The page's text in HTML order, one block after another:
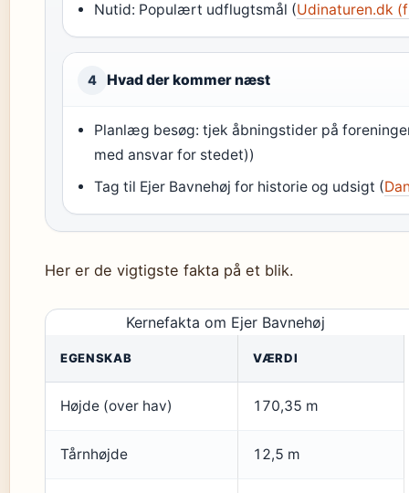
Nutid: Populært udflugtsmål (Udinaturen.dk
4 Hvad der kommer næst
Planlæg besøg: tjek åbningstider på
med ansvar for stedet))
Tag til Ejer Bavnehøj for historie og udsigt (
Her er de vigtigste fakta på et blik.
Kernefakta om Ejer Bavnehøj
EGENSKAB VÆRDI
Højde (over hav) 170,35 m
Tårnhøjde 12,5 m